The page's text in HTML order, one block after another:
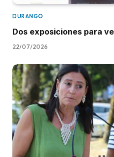
DURANGO
Dos exposiciones para
22/07/2026